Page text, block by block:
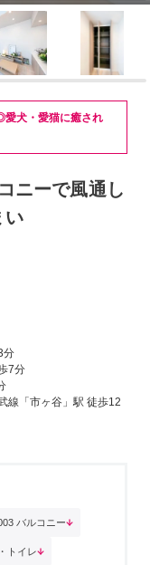
犬・愛猫に癒され
ニーで風通し
い
分
7分
線「市ヶ谷」駅 徒歩12
バルコニー
トイレ